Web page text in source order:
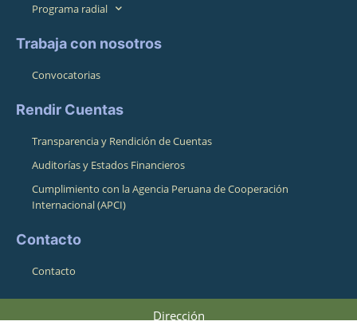
Programa radial
Trabaja con nosotros
Convocatorias
Rendir Cuentas
Transparencia y Rendición de Cuentas
Auditorías y Estados Financieros
Cumplimiento con la Agencia Peruana de Cooperación
Internacional (APCI)
Contacto
Contacto
Dirección